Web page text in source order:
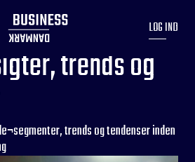
LOG IND
trends og
trends og tendenser inden